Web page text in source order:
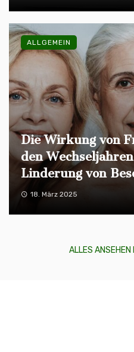
Die Wirkung von
den
Linderung von
18. März 2025
ALLGEMEIN
ALLES ANSEHEN